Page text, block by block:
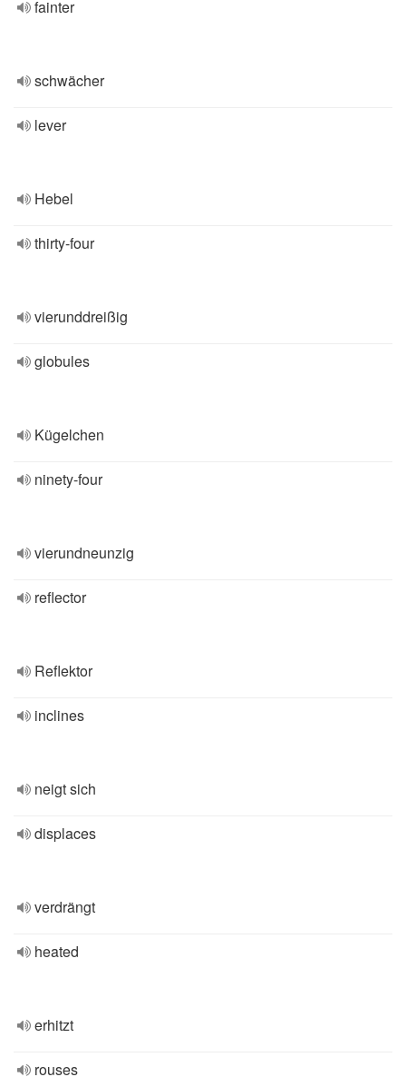
fainter
schwächer
lever
Hebel
thirty-four
vierunddreißig
globules
Kügelchen
ninety-four
vierundneunzig
reflector
Reflektor
inclines
neigt sich
displaces
verdrängt
heated
erhitzt
rouses